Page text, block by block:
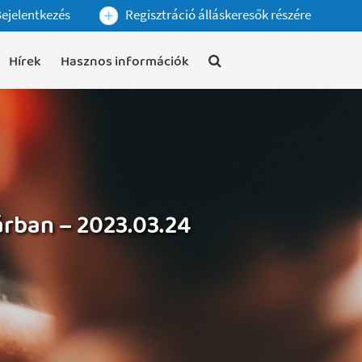
Regisztráció álláskeresők részére
Hírek Hasznos információk
– 2023.03.24